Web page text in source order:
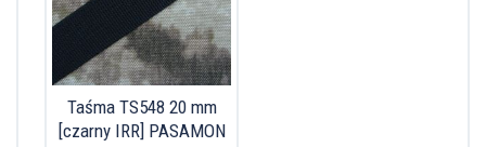
Taśma TS548 20 mm
[czarny IRR] PASAMON